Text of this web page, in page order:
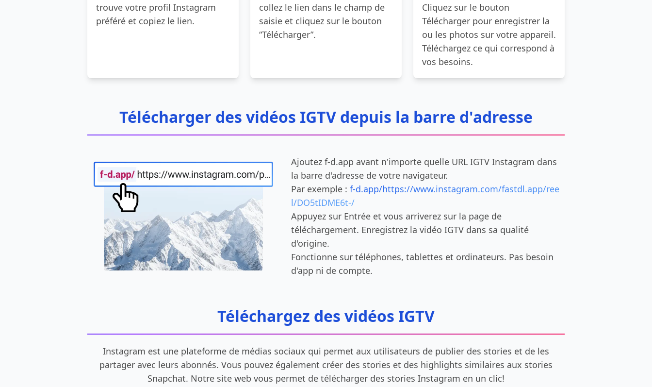
trouve votre profil Instagram
préféré et copiez le lien.
collez le lien dans le champ de
saisie et cliquez sur le bouton
“Télécharger”.
Cliquez sur le bouton
Télécharger pour enregistrer la
ou les photos sur votre appareil.
Téléchargez ce qui correspond à
vos besoins.
Télécharger des vidéos IGTV depuis la barre d'adresse
Ajoutez f-d.app avant n'importe quelle URL IGTV Instagram dans
la barre d'adresse de votre navigateur.
Par exemple : f-d.app/https://www.instagram.com/fastdl.app/ree
l/DO5tIDME6t-/
Appuyez sur Entrée et vous arriverez sur la page de
téléchargement. Enregistrez la vidéo IGTV dans sa qualité
d'origine.
Fonctionne sur téléphones, tablettes et ordinateurs. Pas besoin
d'app ni de compte.
Téléchargez des vidéos IGTV
Instagram est une plateforme de médias sociaux qui permet aux utilisateurs de publier des stories et de les
partager avec leurs abonnés. Vous pouvez également créer des stories et des highlights similaires aux stories
Snapchat. Notre site web vous permet de télécharger des stories Instagram en un clic!